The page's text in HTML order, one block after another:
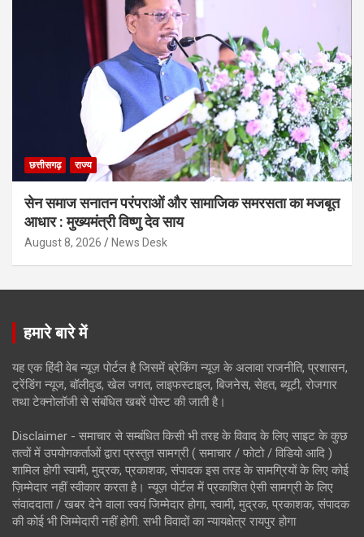
छत्तीसगढ़ राज्य
सेन समाज सनातन परंपराओं और सामाजिक समरसता का मजबूत
आधार : मुख्यमंत्री विष्णु देव साय
August 8, 2026 News Desk
हमारे बारे में
यह एक हिंदी वेब न्यूज़ पोर्टल है जिसमें ब्रेकिंग न्यूज़ के अलावा राजनीति, प्रशासन,
ट्रेंडिंग न्यूज, बॉलीवुड, खेल जगत, लाइफस्टाइल, बिजनेस, सेहत, ब्यूटी, रोजगार
तथा टेक्नोलॉजी से संबंधित खबरें पोस्ट की जाती है।
Disclaimer - समाचार से सम्बंधित किसी भी तरह के विवाद के लिए साइट के कुछ
तत्वों में उपयोगकर्ताओं द्वारा प्रस्तुत सामग्री ( समाचार / फोटो / विडियो आदि )
शामिल होगी स्वामी, मुद्रक, प्रकाशक, संपादक इस तरह के सामग्रियों के लिए कोई
ज़िम्मेदार नहीं स्वीकार करता है। न्यूज़ पोर्टल में प्रकाशित ऐसी सामग्री के लिए
संवाददाता / खबर देने वाला स्वयं जिम्मेदार होगा, स्वामी, मुद्रक, प्रकाशक, संपादक
की कोई भी जिम्मेदारी नहीं होगी. सभी विवादों का न्यायक्षेत्र रायपुर होगा